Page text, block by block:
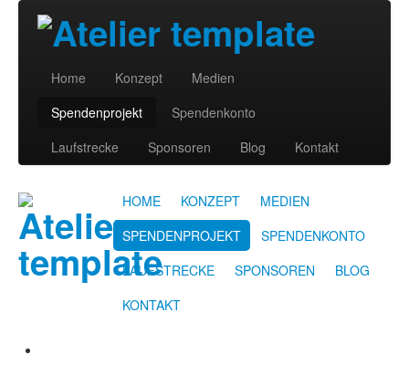
Home Konzept
Medien
Spendenprojekt
Spendenkonto
Laufstrecke
Sponsoren Blog Kontakt
HOME KONZEPT
MEDIEN
SPENDENPROJEKT
SPENDENKONTO
LAUFSTRECKE
SPONSOREN
BLOG
KONTAKT